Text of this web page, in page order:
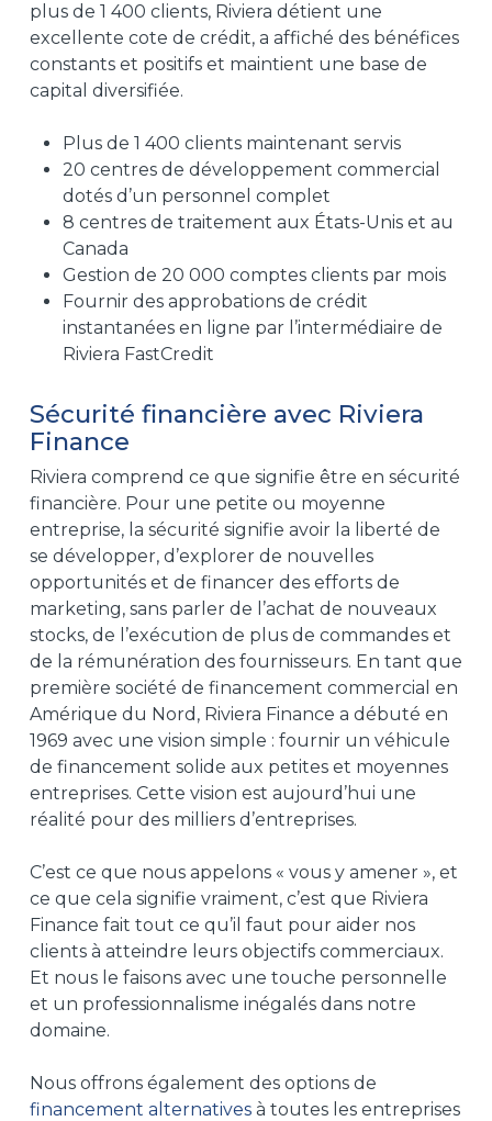
plus de 1 400 clients, Riviera détient une
excellente cote de crédit, a affiché des bénéfices
constants et positifs et maintient une base de
capital diversifiée.
Plus de 1 400 clients maintenant servis
20 centres de développement commercial
dotés d’un personnel complet
8 centres de traitement aux États-Unis et au
Canada
Gestion de 20 000 comptes clients par mois
Fournir des approbations de crédit
instantanées en ligne par l’intermédiaire de
Riviera FastCredit
Sécurité financière avec Riviera
Finance
Riviera comprend ce que signifie être en sécurité
financière. Pour une petite ou moyenne
entreprise, la sécurité signifie avoir la liberté de
se développer, d’explorer de nouvelles
opportunités et de financer des efforts de
marketing, sans parler de l’achat de nouveaux
stocks, de l’exécution de plus de commandes et
de la rémunération des fournisseurs. En tant que
première société de financement commercial en
Amérique du Nord, Riviera Finance a débuté en
1969 avec une vision simple : fournir un véhicule
de financement solide aux petites et moyennes
entreprises. Cette vision est aujourd’hui une
réalité pour des milliers d’entreprises.
C’est ce que nous appelons « vous y amener », et
ce que cela signifie vraiment, c’est que Riviera
Finance fait tout ce qu’il faut pour aider nos
clients à atteindre leurs objectifs commerciaux.
Et nous le faisons avec une touche personnelle
et un professionnalisme inégalés dans notre
domaine.
Nous offrons également des options de
financement alternativesà toutes les entreprises